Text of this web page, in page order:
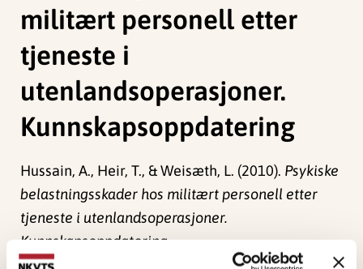
militært personell etter
tjeneste i
utenlandsoperasjoner.
Kunnskapsoppdatering
Hussain, A., Heir, T., & Weisæth, L. (2010). Psykiske
belastningsskader hos militært personell etter
tjeneste i utenlandsoperasjoner.
Kunnskapsoppdatering.